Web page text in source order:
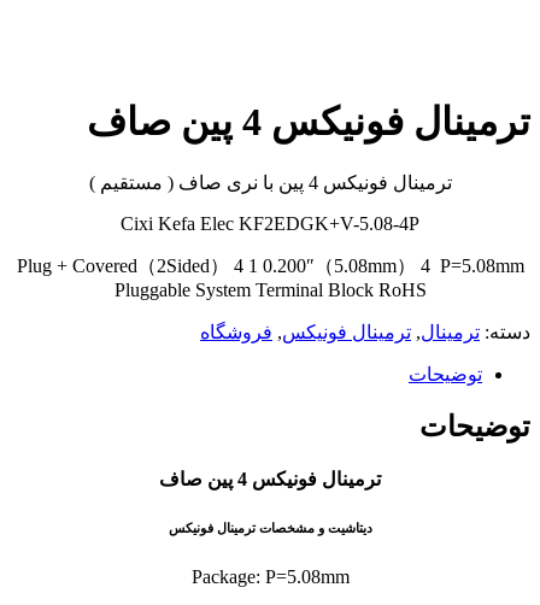
ترمینال فونیکس 4 پین صاف
ترمینال فونیکس 4 پین با نری صاف ( مستقیم )
Cixi Kefa Elec KF2EDGK+V-5.08-4P
Plug + Covered（2Sided） 4 1 0.200″（5.08mm） 4 P=5.08mm
Pluggable System Terminal Block RoHS
دسته: ترمینال, ترمینال فونیکس, فروشگاه
توضیحات
توضیحات
ترمینال فونیکس 4 پین صاف
دیتاشیت و مشخصات ترمینال فونیکس
Package: P=5.08mm